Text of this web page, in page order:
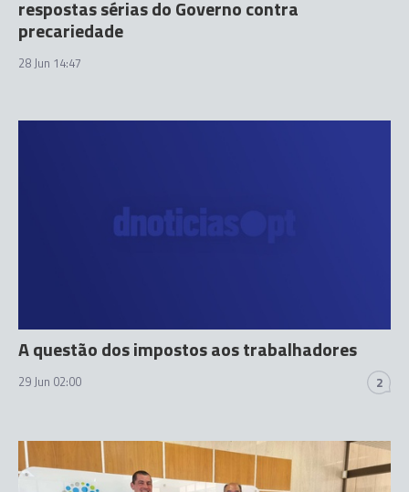
respostas sérias do Governo contra
precariedade
28 Jun 14:47
A questão dos impostos aos trabalhadores
29 Jun 02:00 2